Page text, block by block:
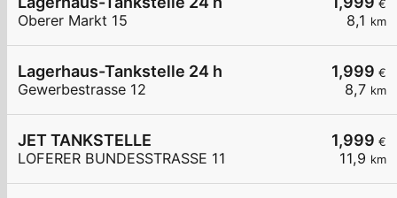
€
8,1 km
Oberer Markt 15
1,999 €
8,7 km
Lagerhaus-Tankstelle 24 h
Gewerbestrasse 12
1,999 €
11,9 km
JET TANKSTELLE
LOFERER BUNDESSTRASSE 11